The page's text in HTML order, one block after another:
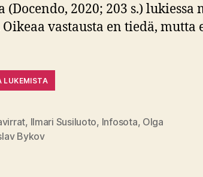
2020; 203 s.)
vastausta en tiedä, mutta
LUKEMISTA
, Ilmari Susiluoto, Infosota, Olga
Bykov